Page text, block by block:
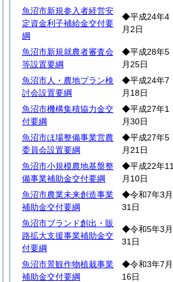
魚沼市新規参入者経営安
定資金利子補給金交付要
綱
◆平成24年4
月2日
魚沼市新規就農者審査会
等設置要綱
◆平成28年5
月25日
魚沼市人・農地プラン検
討会設置要綱
◆平成24年7
月18日
魚沼市機構集積協力金交
付要綱
◆平成27年1
月30日
魚沼市ほ場整備事業営農
委員会設置要綱
◆平成27年5
月21日
魚沼市小規模農地基盤整
備事業補助金交付要綱
◆平成22年11
月10日
魚沼市農業未来創造事業
補助金交付要綱
◆令和7年3月
31日
魚沼市ブランド創出・販
路拡大支援事業補助金交
付要綱
◆令和5年3月
31日
魚沼市景観作物植栽事業
補助金交付要綱
◆令和3年7月
16日